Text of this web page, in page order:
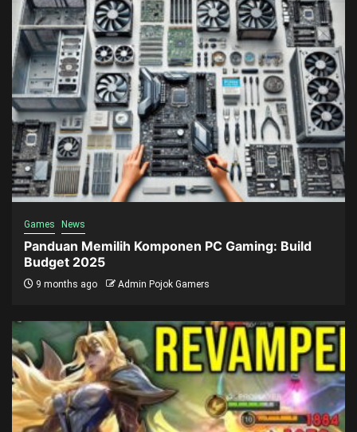
Games News
Panduan Memilih Komponen PC Gaming: Build
Budget 2025
9 months ago Admin Pojok Gamers